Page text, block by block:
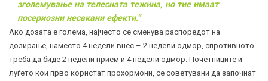
зголемување на телесната тежина, но тие имаат
посериозни несакани ефекти.“
Ако дозата е голема, најчесто се сменува распоредот на
дозирање, наместо 4 недели внес – 2 недели одмор, спротивното
треба да биде 2 недели прием и 4 недели одмор. Почетниците и
луѓето кои прво користат прохормони, се советувани да започнат